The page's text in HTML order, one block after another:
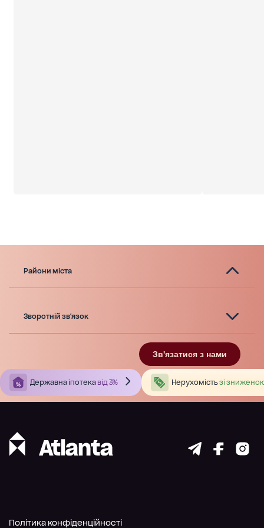
Райони міста
Зворотній зв'язок
Зв'язатися з нами
Державна іпотека від 3% Нерухомістьзі
Політика конфіденційності